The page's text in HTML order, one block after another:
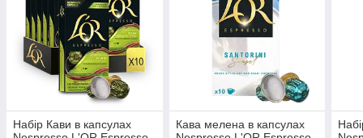
Набір Кави в капсулах
Кава мелена в капсулах